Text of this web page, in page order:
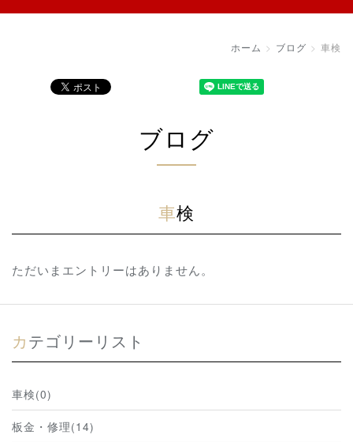
ホーム ブログ 車検
ブログ
車検
ただいまエントリーはありません。
カテゴリーリスト
車検(0)
板金・修理(14)